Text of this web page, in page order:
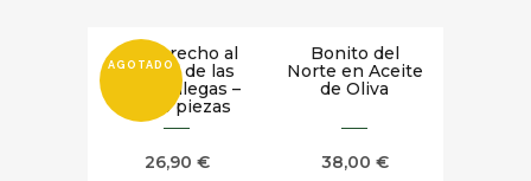
AGOTADO
Berberecho al
Natural de las
Rías Gallegas –
20/25 piezas
26,90 €
Bonito del
Norte en Aceite
de Oliva
38,00 €